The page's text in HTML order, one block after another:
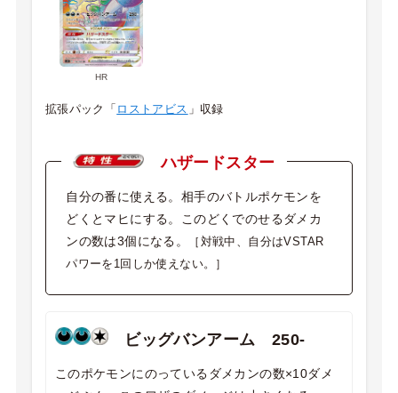
HR
拡張パック「 ロストアビス 」収録
ハザードスター
自分の番に使える。相手のバトルポケモンを
どくとマヒにする。このどくでのせるダメカ
ンの数は3個になる。
［対戦中、自分はVSTAR
パワーを1回しか使えない。］
ビッグバンアーム 250-
このポケモンにのっているダメカンの数×10ダメ